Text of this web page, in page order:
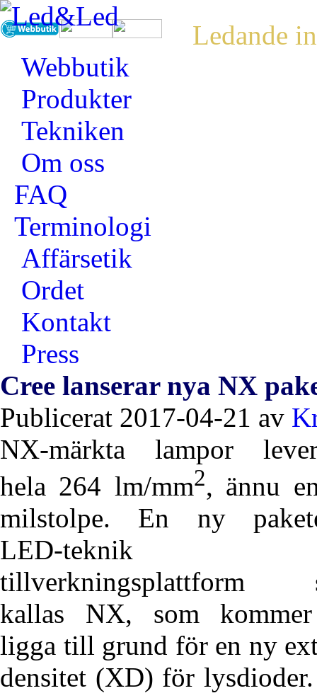
Ledande
Webbutik
Produkter
Tekniken
Om oss
FAQ
Terminologi
Affärsetik
Ordet
Kontakt
Press
Cree lanserar nya NX
Publicerat 2017-04-21 av
NX-märkta lampor
hela 264 lm/mm2, ännu
milstolpe. En ny
LED-teknik
tillverkningsplattform
kallas NX, som
ligga till grund för en ny
densitet (XD) för